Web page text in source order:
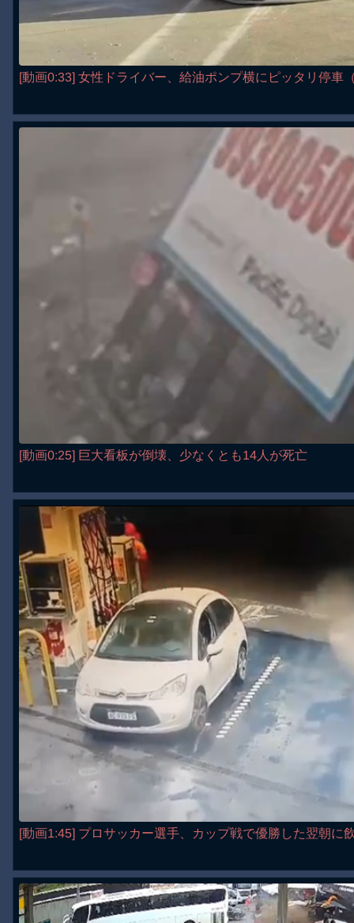
[動画0:33] 女性ドライバー、給油ポンプ横にピッタリ停車
[動画0:25] 巨大看板が倒壊、少なくとも14人が死亡
[動画1:45] プロサッカー選手、カップ戦で優勝した翌朝に